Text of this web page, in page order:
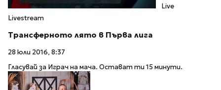
Live
Livestream
Трансферното лято в Първа лига
28 юли 2016, 8:37
Гласувай за Играч на мача. Остават ти 15 минути.